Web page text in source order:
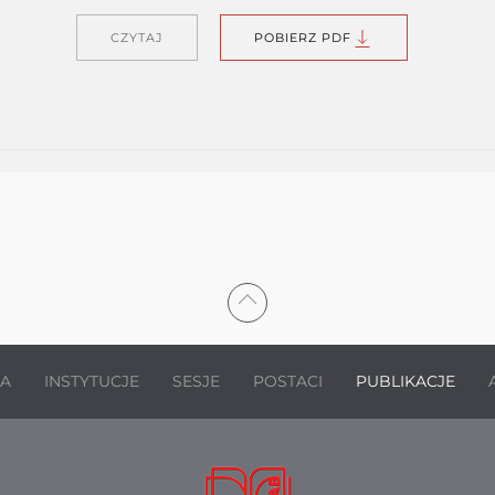
CZYTAJ POBIERZ PDF
INSTYTUCJE SESJE POSTACI PUBLIKACJE